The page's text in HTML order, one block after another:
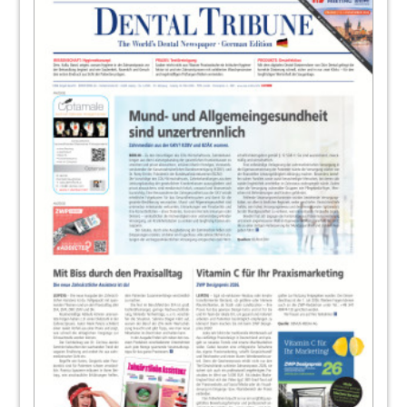
IDS 2021 ermöglicht schnelle und einfache
Registrierung
Redaktion
Im Fall einer Implantatplanung ist der
Erhalt des Weichgewebes sowie des
Knochens …
Dr. med. dent. Haki Tekyatan
Zahnmedizin 2.0
ZA Ralf Petersen
3. Zukunftskongress für die zahnärztliche
Implantologie/50. Internationaler
Jahreskongress der DGZI
Redaktion
Stopp den Legionellen!
Redaktion